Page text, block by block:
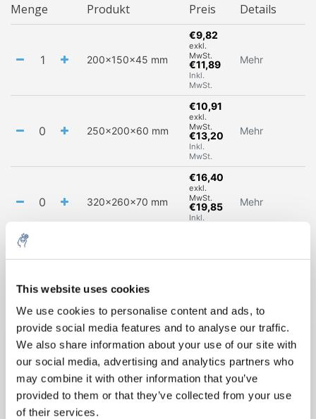
This website uses cookies
We use cookies to personalise content and ads, to
provide social media features and to analyse our traffic.
We also share information about your use of our site with
our social media, advertising and analytics partners who
may combine it with other information that you’ve
provided to them or that they’ve collected from your use
of their services.
Menge Produkt Preis Details
200x150x45 mm
€9,82
exkl.
MwSt.
€11,89
Inkl.
MwSt.
Mehr
250x200x60 mm
€10,91
exkl.
MwSt.
€13,20
Inkl.
MwSt.
Mehr
320x260x70 mm
€16,40
exkl.
MwSt.
€19,85
Inkl.
Mehr
exkl.
430x330x90 mm
exkl.
€34,38
Inkl.
MwSt.
Mehr
Alles in den Warenkorb
5% off for your next order
Sign up for our newsletter to stay informed about
our new products, and receive a 10% discount on
your next purchase for all chemical products from
our own brand 😀